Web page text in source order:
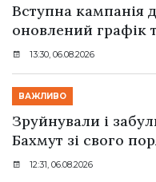
Вступна кампанія
оновлений графік
13:30, 06.08.2026
ВАЖЛИВО
Зруйнували і
Бахмут зі свого
12:31, 06.08.2026